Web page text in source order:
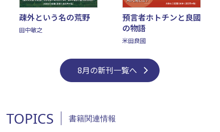
疎外という名の荒野
田中敏之
預言者ホトチンと良國
の物語
米田良國
8月の新刊一覧へ
TOPICS 書籍関連情報